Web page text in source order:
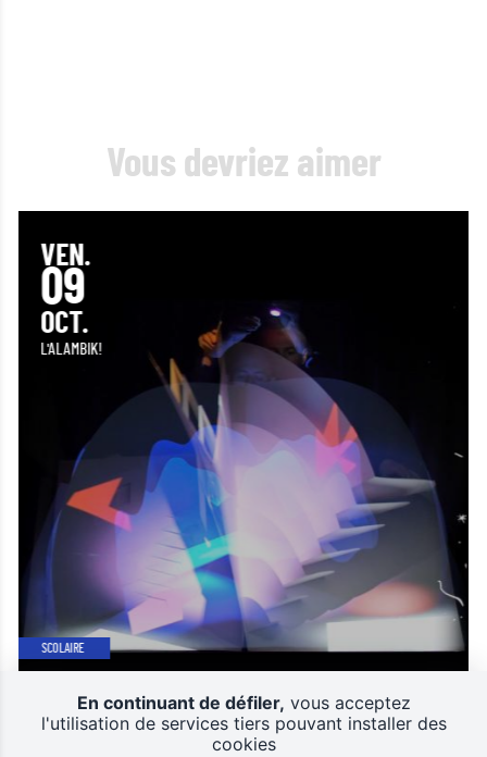
Vous devriez aimer
VEN.
09
OCT.
L'ALAMBIK!
SCOLAIRE
JEUNE PUBLIC & FAMILLES
En continuant de défiler, vous acceptez
l'utilisation de services tiers pouvant installer des
cookies